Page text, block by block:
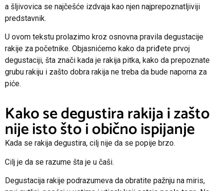
a šljivovica se najčešće izdvaja kao njen najprepoznatljiviji
predstavnik.
U ovom tekstu prolazimo kroz osnovna pravila degustacije
rakije za početnike. Objasnićemo kako da priđete prvoj
degustaciji, šta znači kada je rakija pitka, kako da prepoznate
grubu rakiju i zašto dobra rakija ne treba da bude naporna za
piće.
Kako se degustira rakija i zašto
nije isto što i obično ispijanje
Kada se rakija degustira, cilj nije da se popije brzo.
Cilj je da se razume šta je u čaši.
Degustacija rakije podrazumeva da obratite pažnju na miris,